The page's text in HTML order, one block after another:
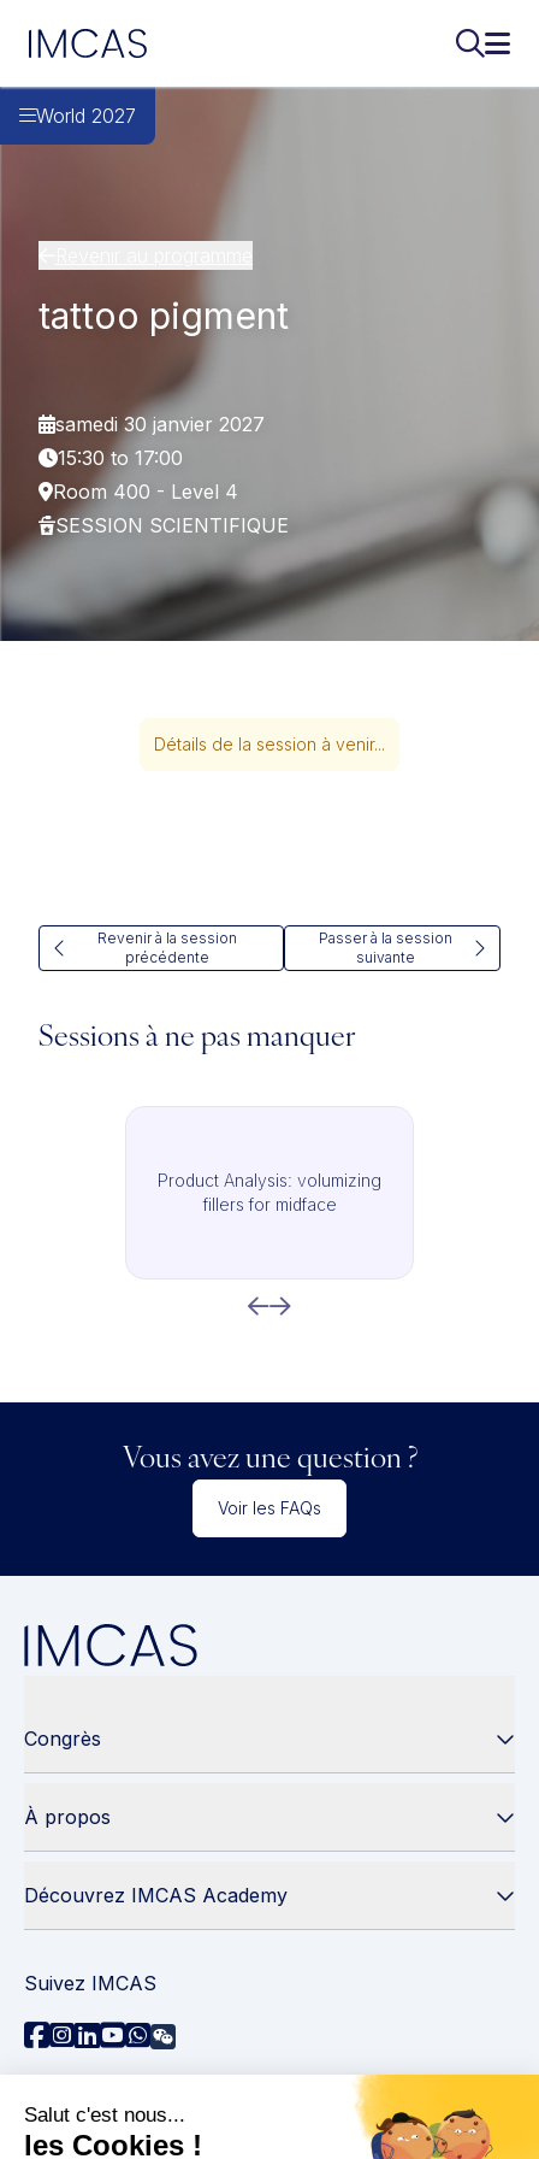
IMCAS
World 2027
tattoo pigment
samedi 30 janvier 2027
15:30 to 17:00
Room 400 - Level 4
SESSION SCIENTIFIQUE
Détails de la session à venir...
Revenir à la session
précédente
Passer à la session
suivante
Sessions à ne pas manquer
Product Analysis: volumizing
fillers for midface
Vous avez une question ?
Voir les FAQs
Congrès
À propos
Découvrez IMCAS Academy
Suivez IMCAS
Besoin d'aide ?